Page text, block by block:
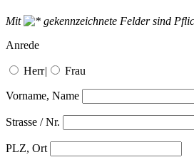
Mit
gekennzeichnete Felder sind
Anrede
Herr| Frau
Vorname, Name
Strasse / Nr.
PLZ, Ort